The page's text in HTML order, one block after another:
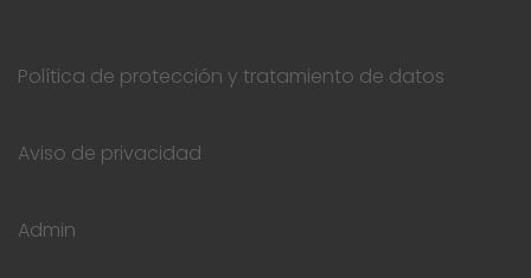
Política de protección y tratamiento de datos
Aviso de privacidad
Admin